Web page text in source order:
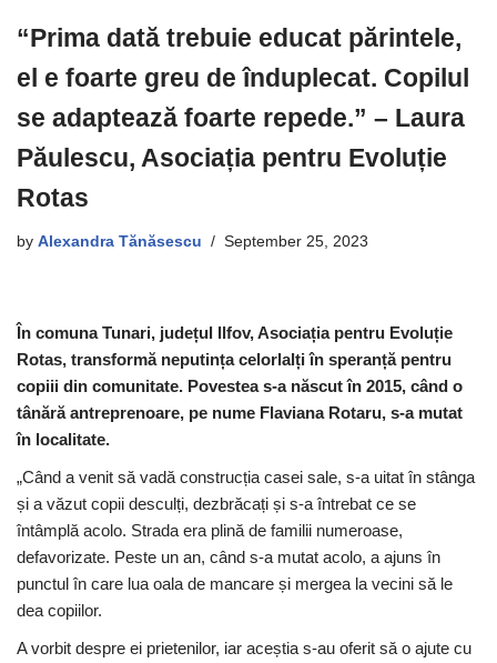
“Prima dată trebuie educat părintele,
el e foarte greu de înduplecat. Copilul
se adaptează foarte repede.” – Laura
Păulescu, Asociația pentru Evoluție
Rotas
by Alexandra Tănăsescu September 25, 2023
În comuna Tunari, județul Ilfov, Asociația pentru Evoluție
Rotas, transformă neputința celorlalți în speranță pentru
copiii din comunitate. Povestea s-a născut în 2015, când o
tânără antreprenoare, pe nume Flaviana Rotaru, s-a mutat
în localitate.
„Când a venit să vadă construcția casei sale, s-a uitat în stânga
și a văzut copii desculți, dezbrăcați și s-a întrebat ce se
întâmplă acolo. Strada era plină de familii numeroase,
defavorizate. Peste un an, când s-a mutat acolo, a ajuns în
punctul în care lua oala de mancare și mergea la vecini să le
dea copiilor.
A vorbit despre ei prietenilor, iar aceștia s-au oferit să o ajute cu